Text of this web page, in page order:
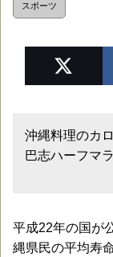
スポーツ
沖縄料理のカ
巴志ハーフマ
平成22年の国が
縄県民の平均寿